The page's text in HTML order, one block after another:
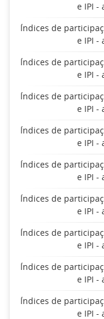
e IPI -
Índices de
e IPI -
Índices de
e IPI -
Índices de
e IPI -
Índices de
e IPI -
Índices de
e IPI -
Índices de
e IPI -
Índices de
e IPI -
Índices de
e IPI -
Índices de
e IPI -